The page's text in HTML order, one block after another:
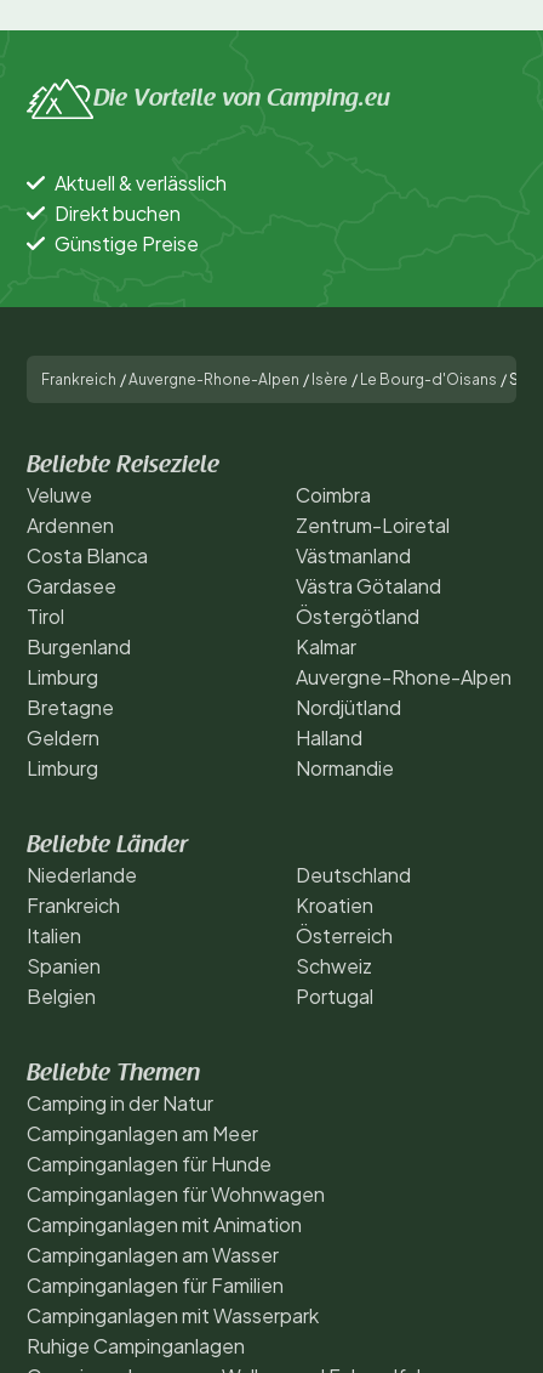
Die Vorteile von Camping.eu
Aktuell & verlässlich
Direkt buchen
Günstige Preise
Frankreich /Auvergne-Rhone-Alpen / Isère / Le Bourg-d'Oisans /
Beliebte Reiseziele
Veluwe
Ardennen
Costa Blanca
Gardasee
Tirol
Burgenland
Limburg
Bretagne
Geldern
Limburg
Coimbra
Zentrum-Loiretal
Västmanland
Västra Götaland
Östergötland
Kalmar
Auvergne-Rhone-Alpen
Nordjütland
Halland
Normandie
Beliebte Länder
Niederlande
Frankreich
Italien
Spanien
Belgien
Deutschland
Kroatien
Österreich
Schweiz
Portugal
Beliebte Themen
Camping in der Natur
Campinganlagen am Meer
Campinganlagen für Hunde
Campinganlagen für Wohnwagen
Campinganlagen mit Animation
Campinganlagen am Wasser
Campinganlagen für Familien
Campinganlagen mit Wasserpark
Ruhige Campinganlagen